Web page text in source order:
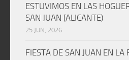
ESTUVIMOS EN LAS
SAN JUAN (ALICANTE)
25 JUN, 2026
FIESTA DE SAN JUAN EN LA